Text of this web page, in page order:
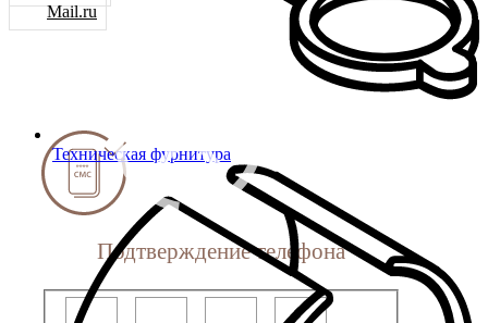
Техническая фурнитура
Mail.ru
Подтверждение телефона